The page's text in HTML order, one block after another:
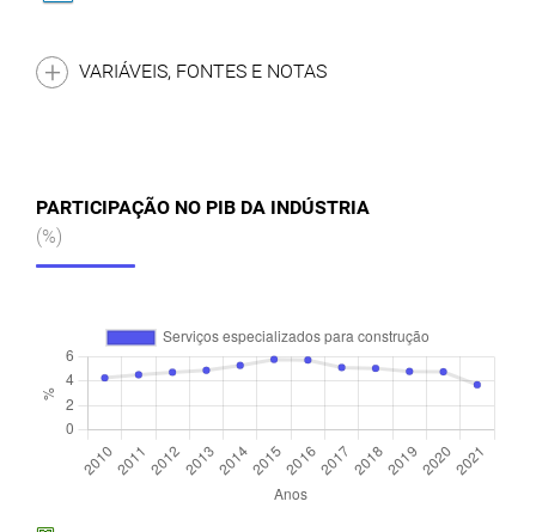
VARIÁVEIS, FONTES E NOTAS
PARTICIPAÇÃO NO PIB DA INDÚSTRIA
(%)